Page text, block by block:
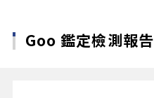
Goo 鑑定檢測報告